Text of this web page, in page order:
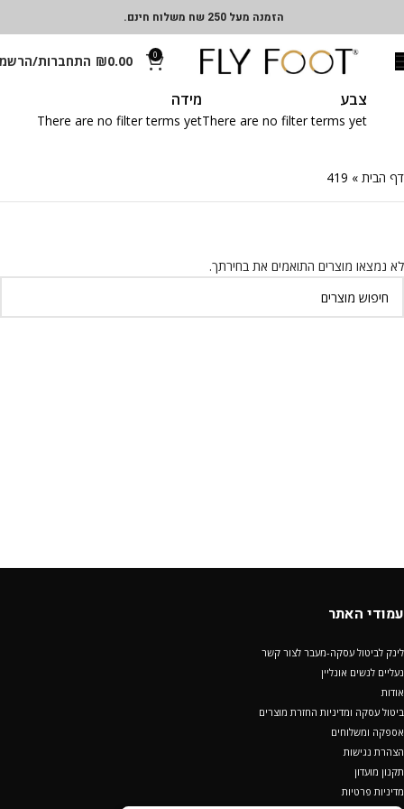
הזמנה מעל 250 שח משלוח חינם.
0
₪0.00 התחברות/
צבע
There are no filter terms yet
מידה
There are no filter terms yet
דף הבית »
419
לא נמצאו מוצרים התואמים את בחירתך.
עמודי האתר
לינק לביטול עסקה-מעבר לצור קשר
נעליים לנשים אונליין
אודות
ביטול עסקה ומדיניות החזרת מוצרים
אספקה ומשלוחים
הצהרת נגישות
תקנון מועדון
מדיניות פרטיות